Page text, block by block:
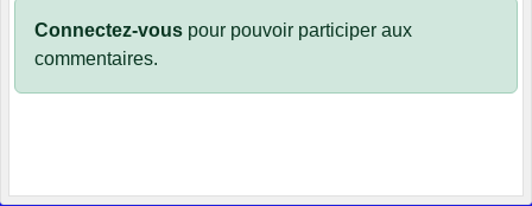
Connectez-vous pour pouvoir participer aux
commentaires.